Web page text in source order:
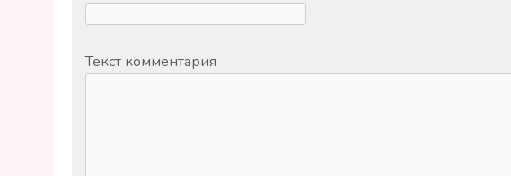
Текст комментария